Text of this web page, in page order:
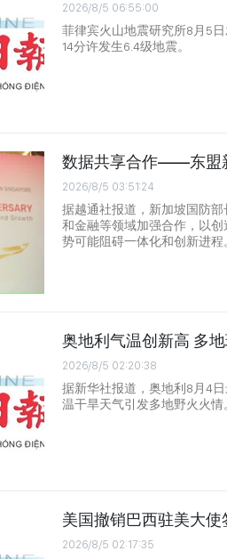
2026/8/5 06:55:00
菲律宾火山地震研究所8月5
14分许发生6.4级地震。
数据共享合作——东盟
2026/8/5 03:51:24
据越通社报道，新加坡国防
和金融等领域加强合作，以
势可能阻碍一体化和创新进程
奥地利气温创新高 多
2026/8/5 02:20:38
据新华社报道，奥地利8月4
温干旱天气引发多地野火火情
美国撤销巴西驻美大使
2026/8/5 02:17:35